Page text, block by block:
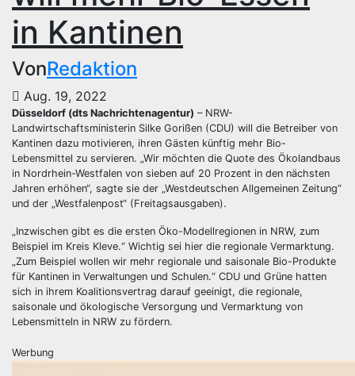
in Kantinen
VonRedaktion
Aug. 19, 2022
Düsseldorf (dts Nachrichtenagentur) – NRW-
Landwirtschaftsministerin Silke Gorißen (CDU) will die Betreiber von
Kantinen dazu motivieren, ihren Gästen künftig mehr Bio-
Lebensmittel zu servieren. „Wir möchten die Quote des Ökolandbaus
in Nordrhein-Westfalen von sieben auf 20 Prozent in den nächsten
Jahren erhöhen“, sagte sie der „Westdeutschen Allgemeinen Zeitung“
und der „Westfalenpost“ (Freitagsausgaben).
„Inzwischen gibt es die ersten Öko-Modellregionen in NRW, zum
Beispiel im Kreis Kleve.“ Wichtig sei hier die regionale Vermarktung.
„Zum Beispiel wollen wir mehr regionale und saisonale Bio-Produkte
für Kantinen in Verwaltungen und Schulen.“ CDU und Grüne hatten
sich in ihrem Koalitionsvertrag darauf geeinigt, die regionale,
saisonale und ökologische Versorgung und Vermarktung von
Lebensmitteln in NRW zu fördern.
Werbung